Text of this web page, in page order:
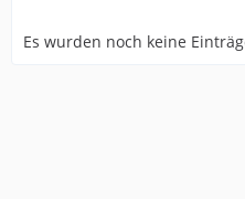
Es wurden noch keine